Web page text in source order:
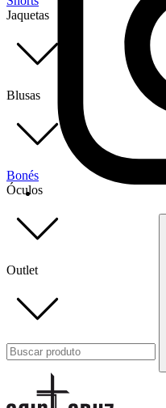
Jaquetas
Blusas
Bonés
Óculos
Outlet